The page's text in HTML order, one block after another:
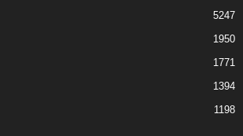
5247
1950
1771
1394
1198